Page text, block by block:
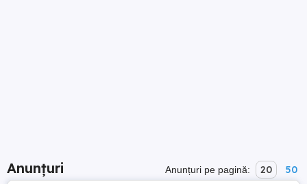
Anunțuri Anunțuri pe pagină: 20 50